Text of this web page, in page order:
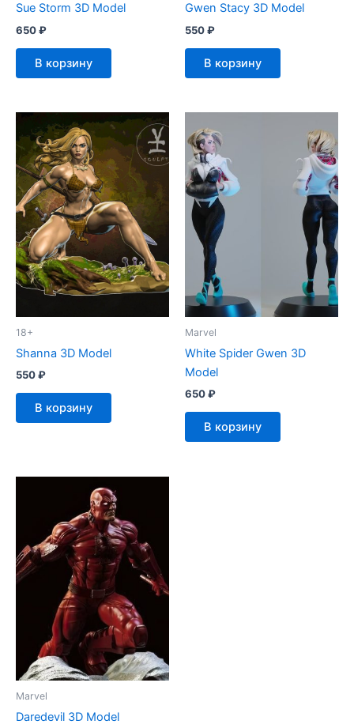
Sue Storm 3D Model
650₽
В корзину
Gwen Stacy 3D Model
550₽
В корзину
18+
Shanna 3D Model
550₽
В корзину
Marvel
White Spider Gwen 3D
Model
650₽
В корзину
Marvel
Daredevil 3D Model